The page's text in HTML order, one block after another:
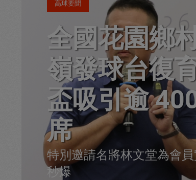
高球要聞
全國花園鄉
嶺發球台復
盃吸引逾
席
特別邀請名將林文堂為會
秒爆